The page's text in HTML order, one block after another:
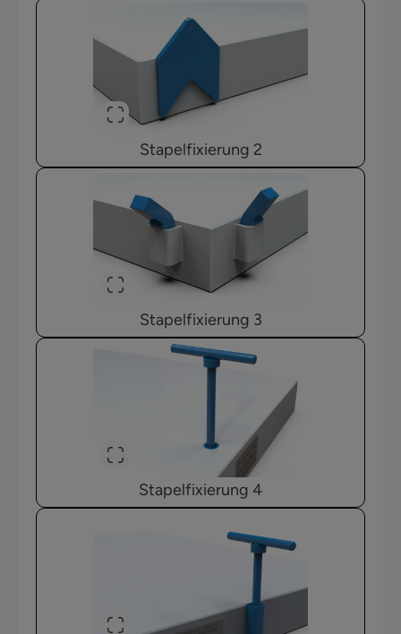
Stapelfixierung 2
Stapelfixierung 3
Stapelfixierung 4